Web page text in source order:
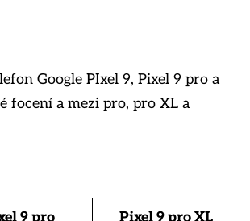
Google PIxel 9, Pixel 9 pro a
focení a mezi pro, pro XL a
9 pro Pixel 9 pro XL